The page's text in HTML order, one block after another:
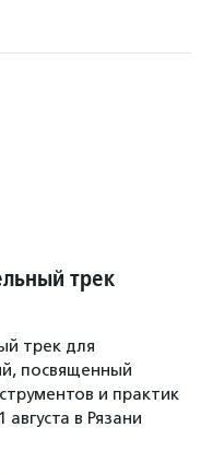
трек
трек для
посвященный
и практик
в Рязани